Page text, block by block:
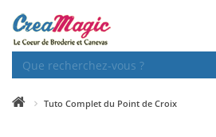
Tuto Complet du Point de Croix